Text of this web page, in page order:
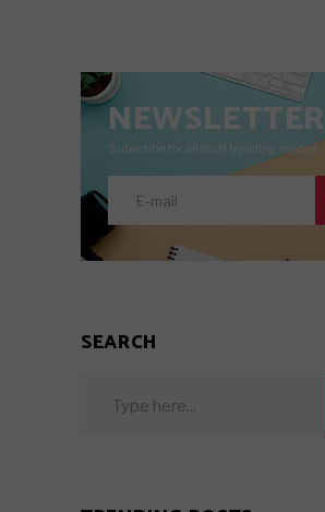
NEWSLETTER
Subscribe for all stuff trending related.
SEARCH